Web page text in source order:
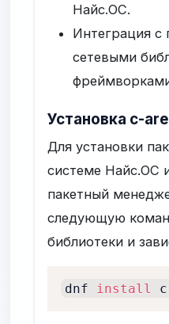
Найс.ОС.
Интеграция с
сетевыми
Установка c-
Для установки
системе Найс.ОС
пакетный
следующую
библиотеки и
dnf install